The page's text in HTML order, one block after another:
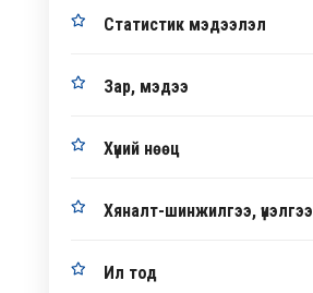
Статистик мэдээлэл
Зар, мэдээ
Хүний нөөц
Хяналт-шинжилгээ, үнэлгээ
Ил тод